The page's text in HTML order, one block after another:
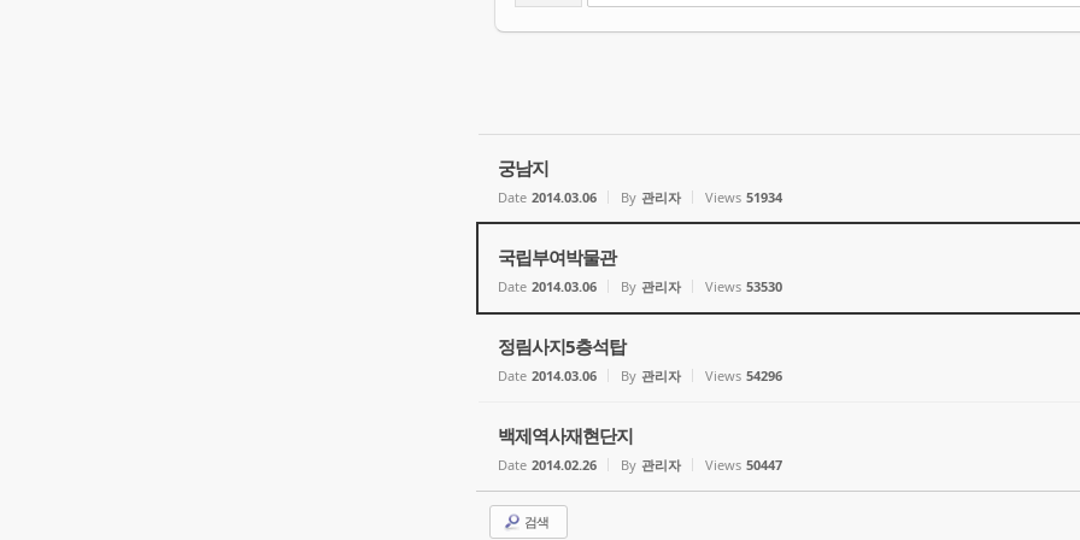
궁남지
Date 2014.03.06 By 관리자 Views 51934
국립부여박물관
Date 2014.03.06 By 관리자 Views 53530
정림사지5층석탑
Date 2014.03.06 By 관리자 Views 54296
백제역사재현단지
Date 2014.02.26 By 관리자 Views 50447
검색